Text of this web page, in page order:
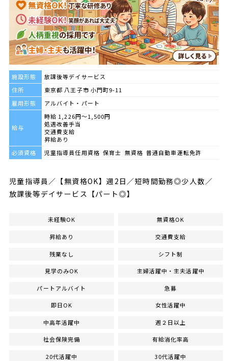
施設形態
放課後等デイサービス
住所
東京都 八王子市 小門町9-11
雇用形態
アルバイト・パート
給与
時給 1,226円～1,500円
処遇改善手当
交通費支給
昇給あり
必須資格
児童指導員任用資格 保育士 無資格 普通自動車運転免許
児童指導員／【無資格OK】週2日／短時間勤務◎少人数／
放課後等デイサービス【パート◎】
未経験OK 無資格OK
昇給あり 交通費支給
残業なし シフト制
見学のみOK 主婦活躍中・主夫活躍中
パートアルバイト 急募
即日OK 女性活躍中
中高年活躍中 週２日以上
社会保険完備 有給消化率高
20代活躍中 30代活躍中